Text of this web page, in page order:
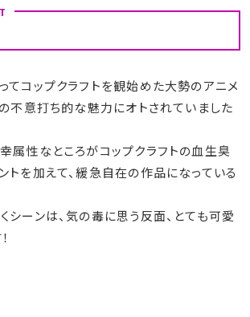
てコップクラフトを観始めた大勢のアニメ
の不意打ち的な魅力にオトされていました
属性なところがコップクラフトの血生臭
トを加えて、緩急自在の作品になっている
シーンは、気の毒に思う反面、とても可愛